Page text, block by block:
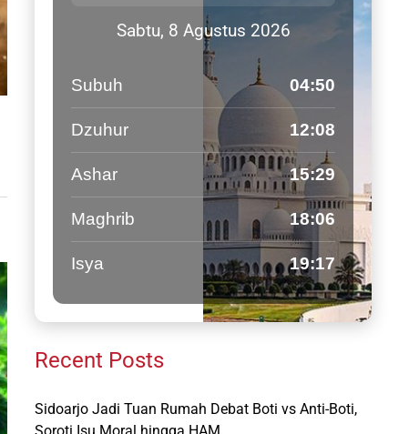
Sabtu, 8 Agustus 2026
Subuh 04:50
Dzuhur 12:08
Ashar 15:29
Maghrib 18:06
Isya 19:17
Recent Posts
Sidoarjo Jadi Tuan Rumah Debat Boti vs Anti-Boti,